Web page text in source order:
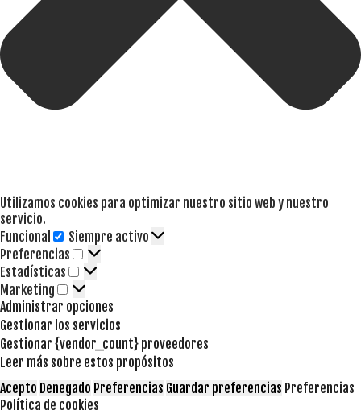
Utilizamos cookies para optimizar nuestro sitio web y nuestro
servicio.
Funcional
Funcional
Siempre activo
Preferencias
Preferencias
Estadísticas Estadísticas
Marketing Marketing
Administrar opciones
Gestionar los servicios
Gestionar {vendor_count} proveedores
Leer más sobre estos propósitos
Acepto Denegado Preferencias Guardar preferencias Preferencias
Política de cookies